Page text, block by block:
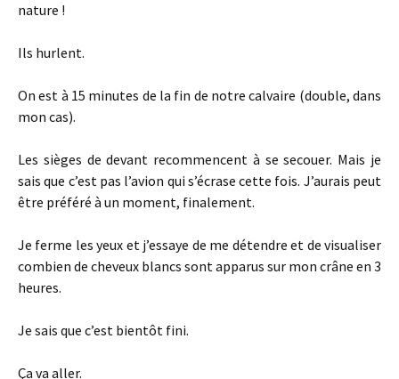
nature !
Ils hurlent.
On est à 15 minutes de la fin de notre calvaire (double, dans
mon cas).
Les sièges de devant recommencent à se secouer. Mais je
sais que c’est pas l’avion qui s’écrase cette fois. J’aurais peut
être préféré à un moment, finalement.
Je ferme les yeux et j’essaye de me détendre et de visualiser
combien de cheveux blancs sont apparus sur mon crâne en 3
heures.
Je sais que c’est bientôt fini.
Ça va aller.